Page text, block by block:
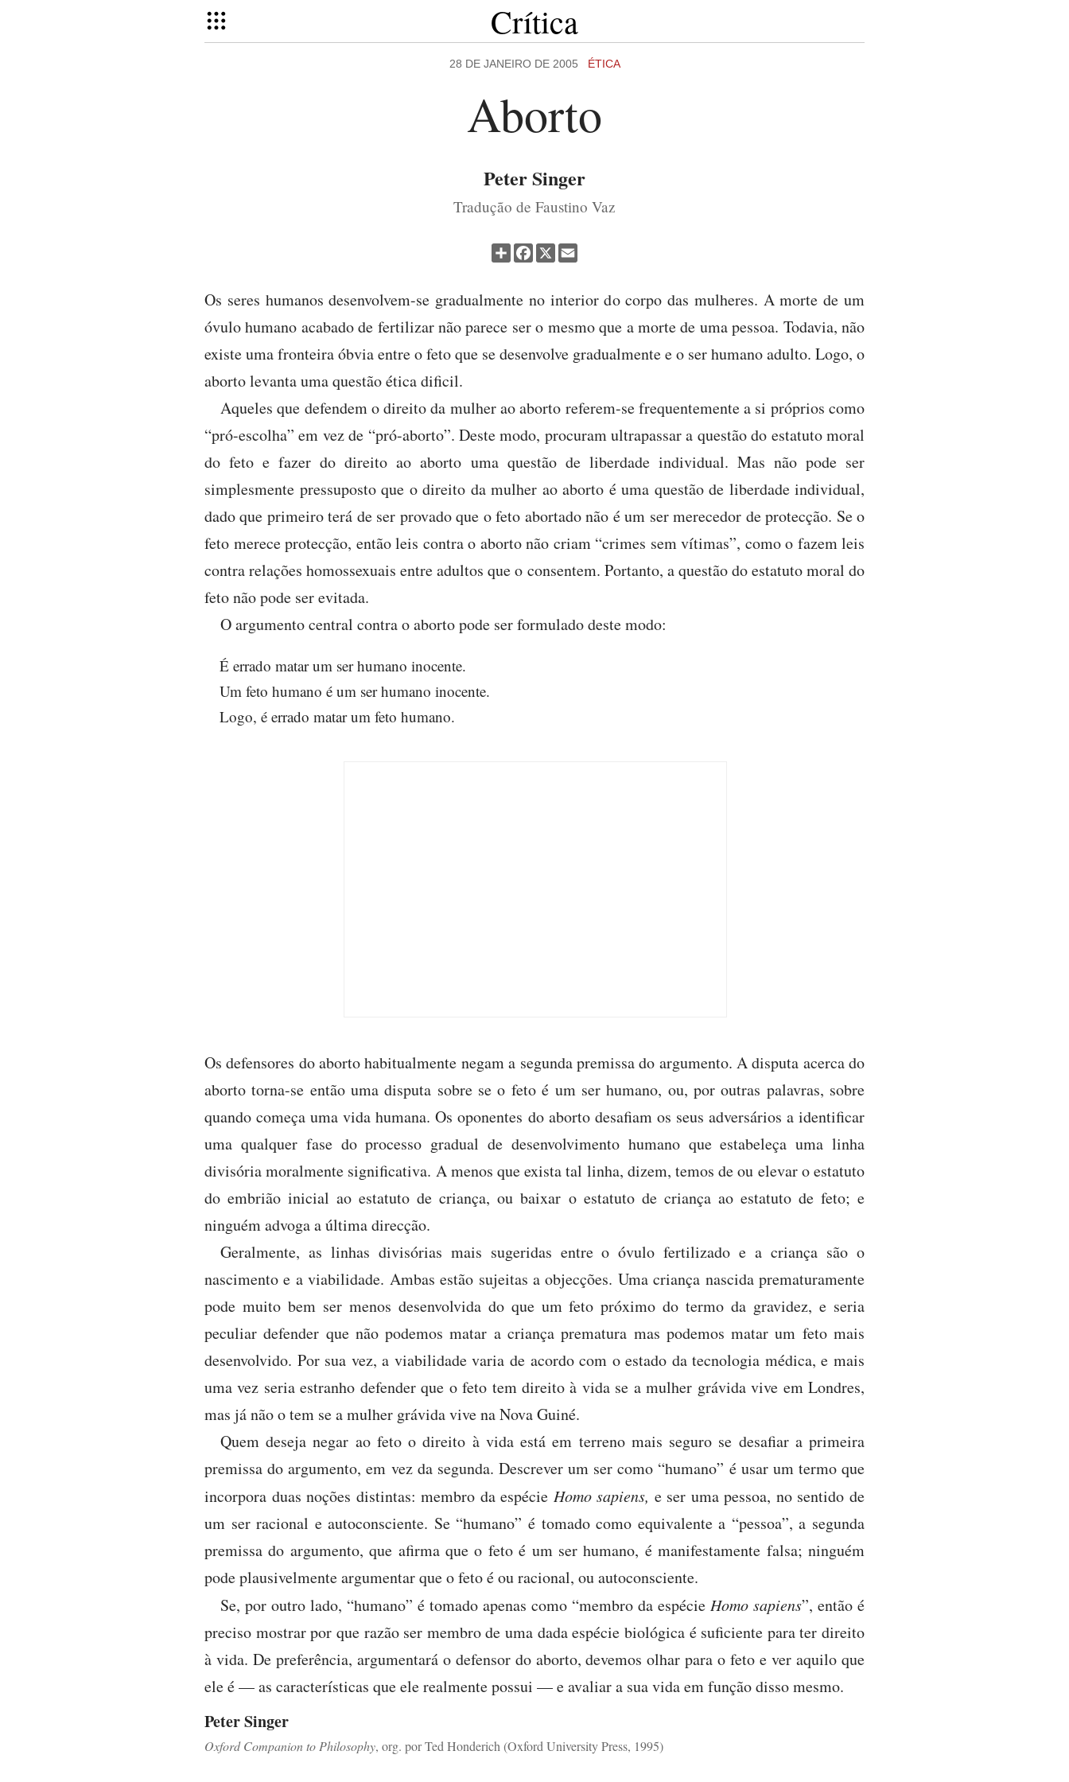
Crítica
28 DE JANEIRO DE 2005 ÉTICA
Aborto
Peter Singer
Tradução de Faustino Vaz
Partilhar
Facebook
X
Os seres humanos desenvolvem-se gradualmente no interior do corpo das mulheres. A morte de um
óvulo humano acabado de fertilizar não parece ser o mesmo que a morte de uma pessoa. Todavia, não
existe uma fronteira óbvia entre o feto que se desenvolve gradualmente e o ser humano adulto. Logo, o
aborto levanta uma questão ética dificil.
Aqueles que defendem o direito da mulher ao aborto referem-se frequentemente a si próprios como
“pró-escolha” em vez de “pró-aborto”. Deste modo, procuram ultrapassar a questão do estatuto moral
do feto e fazer do direito ao aborto uma questão de liberdade individual. Mas não pode ser
simplesmente pressuposto que o direito da mulher ao aborto é uma questão de liberdade individual,
dado que primeiro terá de ser provado que o feto abortado não é um ser merecedor de protecção. Se o
feto merece protecção, então leis contra o aborto não criam “crimes sem vítimas”, como o fazem leis
contra relações homossexuais entre adultos que o consentem. Portanto, a questão do estatuto moral do
feto não pode ser evitada.
O argumento central contra o aborto pode ser formulado deste modo:
É errado matar um ser humano inocente.
Um feto humano é um ser humano inocente.
Logo, é errado matar um feto humano.
Os defensores do aborto habitualmente negam a segunda premissa do argumento. A disputa acerca do
aborto torna-se então uma disputa sobre se o feto é um ser humano, ou, por outras palavras, sobre
quando começa uma vida humana. Os oponentes do aborto desafiam os seus adversários a identificar
uma qualquer fase do processo gradual de desenvolvimento humano que estabeleça uma linha
divisória moralmente significativa. A menos que exista tal linha, dizem, temos de ou elevar o estatuto
do embrião inicial ao estatuto de criança, ou baixar o estatuto de criança ao estatuto de feto; e
ninguém advoga a última direcção.
Geralmente, as linhas divisórias mais sugeridas entre o óvulo fertilizado e a criança são o
nascimento e a viabilidade. Ambas estão sujeitas a objecções. Uma criança nascida prematuramente
pode muito bem ser menos desenvolvida do que um feto próximo do termo da gravidez, e seria
peculiar defender que não podemos matar a criança prematura mas podemos matar um feto mais
desenvolvido. Por sua vez, a viabilidade varia de acordo com o estado da tecnologia médica, e mais
uma vez seria estranho defender que o feto tem direito à vida se a mulher grávida vive em Londres,
mas já não o tem se a mulher grávida vive na Nova Guiné.
Quem deseja negar ao feto o direito à vida está em terreno mais seguro se desafiar a primeira
premissa do argumento, em vez da segunda. Descrever um ser como “humano” é usar um termo que
incorpora duas noções distintas: membro da espécie Homo sapiens, e ser uma pessoa, no sentido de
um ser racional e autoconsciente. Se “humano” é tomado como equivalente a “pessoa”, a segunda
premissa do argumento, que afirma que o feto é um ser humano, é manifestamente falsa; ninguém
pode plausivelmente argumentar que o feto é ou racional, ou autoconsciente.
Se, por outro lado, “humano” é tomado apenas como “membro da espécie Homo sapiens”, então é
preciso mostrar por que razão ser membro de uma dada espécie biológica é suficiente para ter direito
à vida. De preferência, argumentará o defensor do aborto, devemos olhar para o feto e ver aquilo que
ele é — as características que ele realmente possui — e avaliar a sua vida em função disso mesmo.
Peter Singer
Oxford Companion to Philosophy, org. por Ted Honderich (Oxford University Press, 1995)